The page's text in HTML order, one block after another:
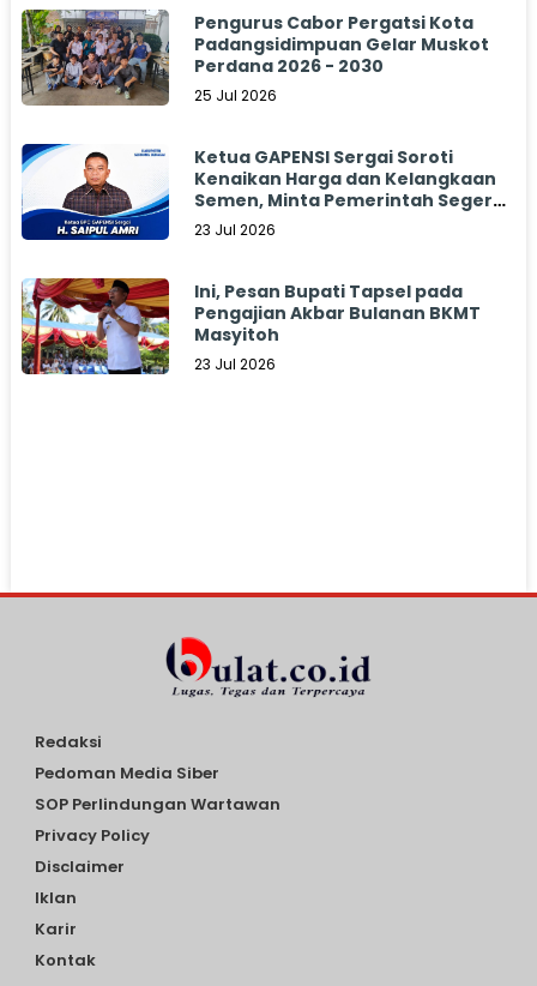
Pengurus Cabor Pergatsi Kota
Padangsidimpuan Gelar Muskot
Perdana 2026 - 2030
25 Jul 2026
Ketua GAPENSI Sergai Soroti
Kenaikan Harga dan Kelangkaan
Semen, Minta Pemerintah Segera
Bertindak
23 Jul 2026
Ini, Pesan Bupati Tapsel pada
Pengajian Akbar Bulanan BKMT
Masyitoh
23 Jul 2026
Redaksi
Pedoman Media Siber
SOP Perlindungan Wartawan
Privacy Policy
Disclaimer
Iklan
Karir
Kontak